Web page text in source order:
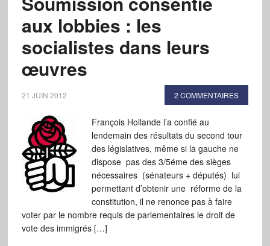
aux lobbies : les
socialistes dans leurs
œuvres
21 JUIN 2012 2 COMMENTAIRES
François Hollande l’a confié au
lendemain des résultats du second tour
des législatives, même si la gauche ne
dispose pas des 3/5éme des sièges
nécessaires (sénateurs + députés) lui
permettant d’obtenir une réforme de la
constitution, il ne renonce pas à faire
voter par le nombre requis de parlementaires le droit de
vote des immigrés […]